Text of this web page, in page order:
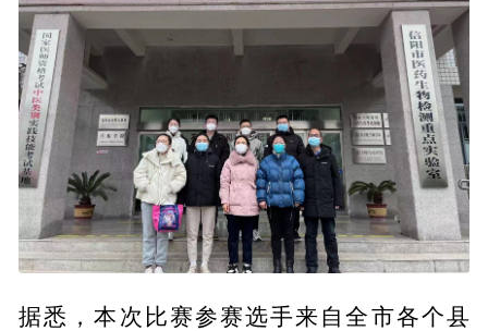
据悉，本次比赛参赛选手来自全市各个县